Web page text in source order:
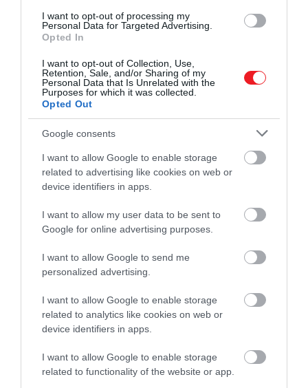
I want to opt-out of processing my
Personal Data for Targeted Advertising.
Opted In
I want to opt-out of Collection, Use,
Retention, Sale, and/or Sharing of my
Personal Data that Is Unrelated with the
Purposes for which it was collected.
Opted Out
Google consents
I want to allow Google to enable storage
related to advertising like cookies on web or
device identifiers in apps.
I want to allow my user data to be sent to
Google for online advertising purposes.
I want to allow Google to send me
personalized advertising.
I want to allow Google to enable storage
related to analytics like cookies on web or
device identifiers in apps.
I want to allow Google to enable storage
related to functionality of the website or app.
választás a melegebb hónapokra.
​A táska
Bottega Veneta100% bőrből készült lila
válltáskája értékében és anyaghasználatában is
kifejezetten tartós – ezt bizonyítja az is, hogy a
piacon szinte már csak használt, mégis lényegében